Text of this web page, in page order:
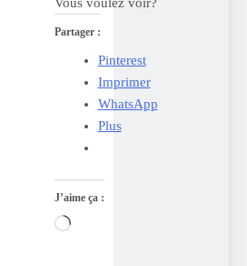
Vous voulez voir?
Partager :
Pinterest
Imprimer
WhatsApp
Plus
J’aime ça :
Chargement…